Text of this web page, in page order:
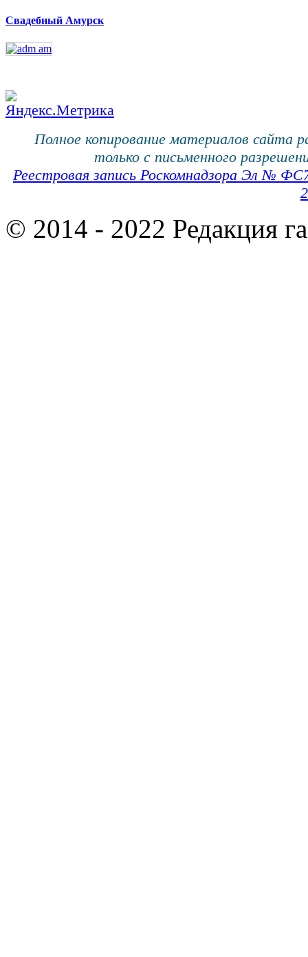
Свадебный Амурск
Полное копирование материалов сайта
только с письменного
Реестровая запись Роскомнадзора Эл №
© 2014 - 2022 Редакция